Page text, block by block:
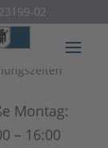
02
Montag:
– 16:00